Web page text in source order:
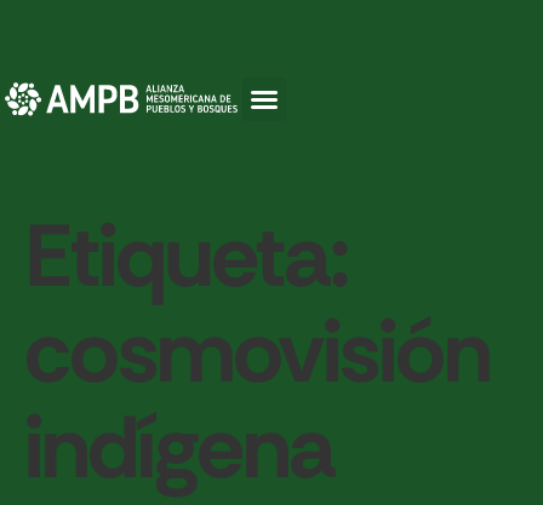
Etiqueta:
cosmovisión
indígena